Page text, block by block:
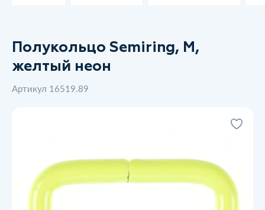
Полукольцо Semiring, М,
желтый неон
Артикул 16519.89